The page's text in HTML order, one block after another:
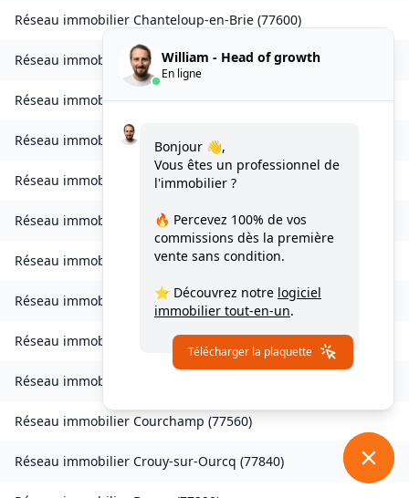
Réseau immobilier Chanteloup-en-Brie (77600)
Réseau immobilierLa Chapelle-Rablais (77370)
Réseau immobilierLes Chapelles-Bourbon(77610)
Réseau immobilierCharmentray(77410
Réseau immobilier Charny(77410)
Réseau immobilier Chessy(77700)
Réseau immobilier Combs-la-Ville (77380)
Réseau immobilier Compans(77290)
Réseau immobilier Condé-Sainte-Libiaire
Réseau immobilier
Réseau immobilier Courchamp (77560)
Réseau immobilier Crouy-sur-Ourcq (77840)
William - Head of growth
En ligne
Bonjour 👋,
Vous êtes un professionnel de
l'immobilier ?
🔥 Percevez 100% de vos
commissions dès la première
vente sans condition.
⭐ Découvrez notre logiciel
immobilier tout-en-un.
Télécharger la plaquette